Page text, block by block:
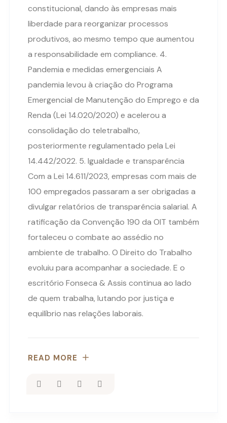
constitucional, dando às empresas mais
liberdade para reorganizar processos
produtivos, ao mesmo tempo que aumentou
a responsabilidade em compliance. 4.
Pandemia e medidas emergenciais A
pandemia levou à criação do Programa
Emergencial de Manutenção do Emprego e da
Renda (Lei 14.020/2020) e acelerou a
consolidação do teletrabalho,
posteriormente regulamentado pela Lei
14.442/2022. 5. Igualdade e transparência
Com a Lei 14.611/2023, empresas com mais de
100 empregados passaram a ser obrigadas a
divulgar relatórios de transparência salarial. A
ratificação da Convenção 190 da OIT também
fortaleceu o combate ao assédio no
ambiente de trabalho. O Direito do Trabalho
evoluiu para acompanhar a sociedade. E o
escritório Fonseca & Assis continua ao lado
de quem trabalha, lutando por justiça e
equilíbrio nas relações laborais.
READ MORE